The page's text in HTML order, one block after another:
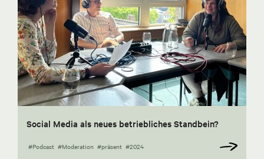
Social Media als neues betriebliches Standbein?
#Podcast #Moderation #präsent #2024